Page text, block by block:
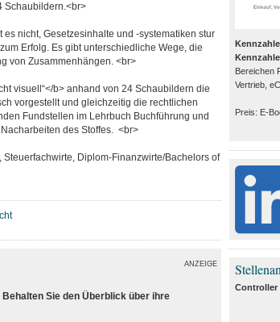
Schaubildern.<br>
nicht, Gesetzesinhalte und -systematiken stur
Erfolg. Es gibt unterschiedliche Wege, die
von Zusammenhängen. <br>
visuell“</b> anhand von 24 Schaubildern die
vorgestellt und gleichzeitig die rechtlichen
Fundstellen im Lehrbuch Buchführung und
des Stoffes. <br>
Diplom-Finanzwirte/Bachelors of
ANZEIGE
Sie den Überblick über ihre
Bereichen
Vertrieb,
Preis: E-
Controller